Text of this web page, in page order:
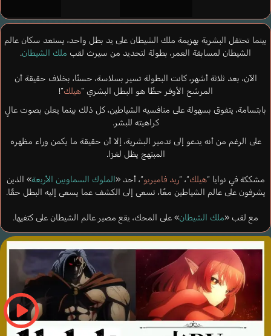
بينما تحتفل البشرية بهزيمة ملك الشيطان على يد بطل واحد، يستعد سكان عالم
الشيطان لمسابقة العمر، بطولة لتحديد من سيرث لقب ملك الشيطان.
الآن، بعد ثلاثة أشهر، كانت البطولة تسير بسلاسة، حسنًا، بخلاف حقيقة أن
المرشح الأوفر حظًا هو البطل البشري “هيلك“!
بابتسامة، يتفوق بسهولة على منافسيه الشياطين، كل ذلك بينما يعلن بصوت عالٍ
كراهيته للبشر.
على الرغم من أنه يدعو إلى تدمير البشرية، إلا أن حقيقة ما يكمن وراء مظهره
المبتهج يظل لغزا.
مشككة في نوايا “هيلك“، “ريد فاميريو“، أحد «الملوك السماويين الأربعة» الذين
يشرفون على عالم الشياطين معًا، تسعى إلى الكشف عما يسعى إليه البطل حقًا.
مع لقب «ملك الشيطان» على المحك، يقع مصير عالم الشيطان على كتفيها.